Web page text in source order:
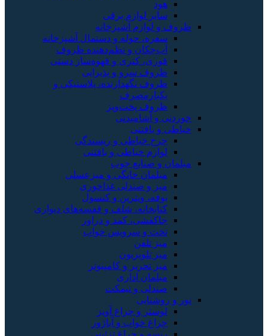
هود
سایر لوازم برقی
ظروف و لوازم آشپزخانه
سفره، حوله و دستمال آشپزخانه
آب‌چکان و نظم‌دهنده ظروف
قوری، کتری و قهوه‌ساز دستی
ظروف سرو و پذیرایی
ظروف نگهدارنده، پلاستیکی و
یکبارمصرف
ظروف پخت‌وپز
خوردنی و آشامیدنی
خیاطی و بافتنی
چرخ خیاطی و ریسندگی
لوازم خیاطی و بافتنی
مبلمان و صنایع چوب
مبلمان خانگی و میزعسلی
میز و صندلی غذاخوری
بوفه، ویترین و کنسول
کتابخانه، شلف و قفسه‌های دیواری
جاکفشی، کمد و دراور
تخت و سرویس خواب
میز تلفن
میز تلویزیون
میز تحریر و کامپیوتر
مبلمان اداری
صندلی و نیمکت
نور و روشنایی
لوستر و چراغ آویز
چراغ خواب و آباژور